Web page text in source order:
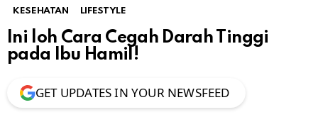
KESEHATAN LIFESTYLE
Ini loh Cara Cegah Darah Tinggi
pada Ibu Hamil!
GET UPDATES IN YOUR NEWSFEED